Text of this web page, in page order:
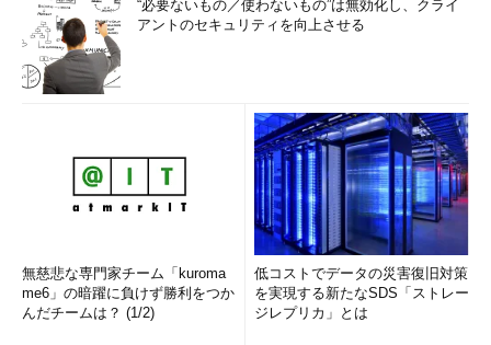
“必要ないもの／使わないもの”は無効化し、クライ
アントのセキュリティを向上させる
無慈悲な専門家チーム「kuroma
me6」の暗躍に負けず勝利をつか
んだチームは？ (1/2)
低コストでデータの災害復旧対策
を実現する新たなSDS「ストレー
ジレプリカ」とは